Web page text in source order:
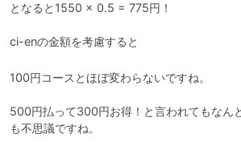
となると1550 × 0.5 = 775円！
ci-enの金額を考慮すると
100円コースとほぼ変わらないですね。
500円払って300円お得！と言われてもなん
も不思議ですね。